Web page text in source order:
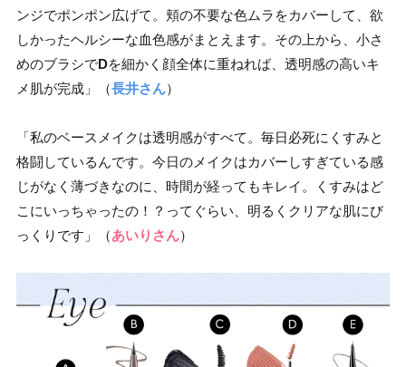
ンジでポンポン広げて。頬の不要な色ムラをカバーして、欲
しかったヘルシーな血色感がまとえます。その上から、小さ
めのブラシでDを細かく顔全体に重ねれば、透明感の高いキ
メ肌が完成」（長井さん）
「私のベースメイクは透明感がすべて。毎日必死にくすみと
格闘しているんです。今日のメイクはカバーしすぎている感
じがなく薄づきなのに、時間が経ってもキレイ。くすみはど
こにいっちゃったの！？ってぐらい、明るくクリアな肌にび
っくりです」（あいりさん）